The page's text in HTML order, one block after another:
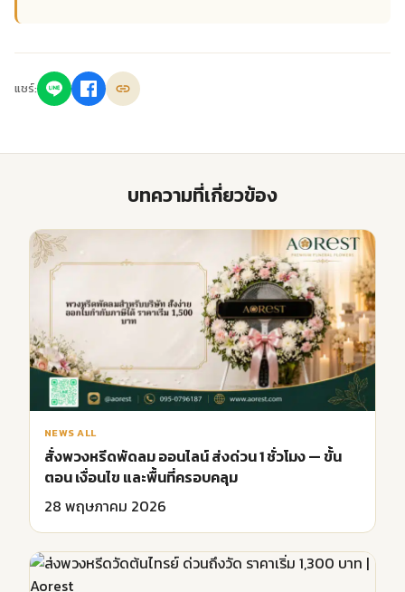
แชร์:
บทความที่เกี่ยวข้อง
NEWS ALL
สั่งพวงหรีดพัดลม ออนไลน์ ส่งด่วน 1 ชั่วโมง — ขั้น
ตอน เงื่อนไข และพื้นที่ครอบคลุม
28 พฤษภาคม 2026